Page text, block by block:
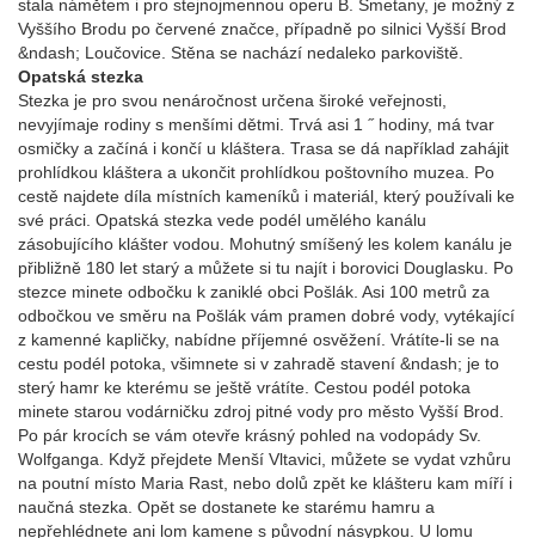
stala námětem i pro stejnojmennou operu B. Smetany, je možný z
Vyššího Brodu po červené značce, případně po silnici Vyšší Brod
&ndash; Loučovice. Stěna se nachází nedaleko parkoviště.
Opatská stezka
Stezka je pro svou nenáročnost určena široké veřejnosti,
nevyjímaje rodiny s menšími dětmi. Trvá asi 1 ˝ hodiny, má tvar
osmičky a začíná i končí u kláštera. Trasa se dá například zahájit
prohlídkou kláštera a ukončit prohlídkou poštovního muzea. Po
cestě najdete díla místních kameníků i materiál, který používali ke
své práci. Opatská stezka vede podél umělého kanálu
zásobujícího klášter vodou. Mohutný smíšený les kolem kanálu je
přibližně 180 let starý a můžete si tu najít i borovici Douglasku. Po
stezce minete odbočku k zaniklé obci Pošlák. Asi 100 metrů za
odbočkou ve směru na Pošlák vám pramen dobré vody, vytékající
z kamenné kapličky, nabídne příjemné osvěžení. Vrátíte-li se na
cestu podél potoka, všimnete si v zahradě stavení &ndash; je to
sterý hamr ke kterému se ještě vrátíte. Cestou podél potoka
minete starou vodárničku zdroj pitné vody pro město Vyšší Brod.
Po pár krocích se vám otevře krásný pohled na vodopády Sv.
Wolfganga. Když přejdete Menší Vltavici, můžete se vydat vzhůru
na poutní místo Maria Rast, nebo dolů zpět ke klášteru kam míří i
naučná stezka. Opět se dostanete ke starému hamru a
nepřehlédnete ani lom kamene s původní násypkou. U lomu